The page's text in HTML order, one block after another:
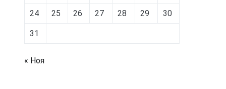
24 25 26 27 28 29 30
31
« Ноя